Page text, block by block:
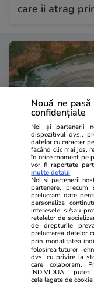
care îi atrag
Vacanțe și Cultură
Zeci de turiști
fără vacanțele
ce agenția le-
cazarea
Bani și Afaceri
Nouă ne
confidențiale
Noi și partenerii
dispozitivul dvs.,
datelor cu caracter
făcând clic mai jos,
în orice moment pe
vor fi raportate
multe detalii
Noi si partenerii
partenere,
prelucram date
personaliza
interesele si/sau
retelelor de
de drepturile
prelucrarea datelor
prin modalitatea
folosirea tuturor
dvs. cu privire la
care colaboram.
INDIVIDUAL”
cele legate de